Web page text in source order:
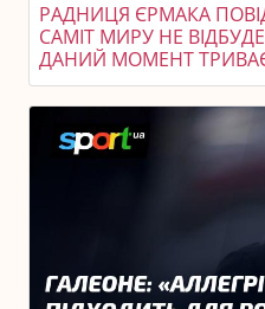
РАДНИЦЯ ЄРМАКА
САМІТ МИРУ НЕ
ДАНИЙ МОМЕНТ